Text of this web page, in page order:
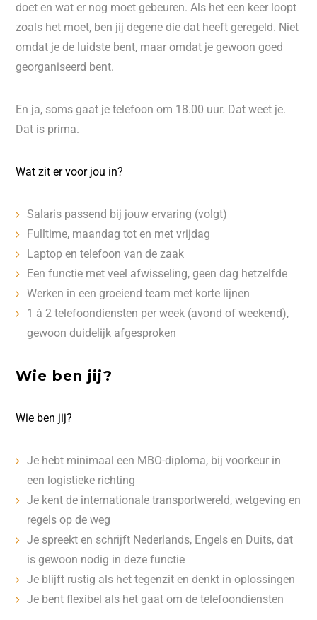
doet en wat er nog moet gebeuren. Als het een keer loopt
zoals het moet, ben jij degene die dat heeft geregeld. Niet
omdat je de luidste bent, maar omdat je gewoon goed
georganiseerd bent.
En ja, soms gaat je telefoon om 18.00 uur. Dat weet je.
Dat is prima.
Wat zit er voor jou in?
Salaris passend bij jouw ervaring (volgt)
Fulltime, maandag tot en met vrijdag
Laptop en telefoon van de zaak
Een functie met veel afwisseling, geen dag hetzelfde
Werken in een groeiend team met korte lijnen
1 à 2 telefoondiensten per week (avond of weekend),
gewoon duidelijk afgesproken
Wie ben jij?
Wie ben jij?
Je hebt minimaal een MBO-diploma, bij voorkeur in
een logistieke richting
Je kent de internationale transportwereld, wetgeving en
regels op de weg
Je spreekt en schrijft Nederlands, Engels en Duits, dat
is gewoon nodig in deze functie
Je blijft rustig als het tegenzit en denkt in oplossingen
Je bent flexibel als het gaat om de telefoondiensten